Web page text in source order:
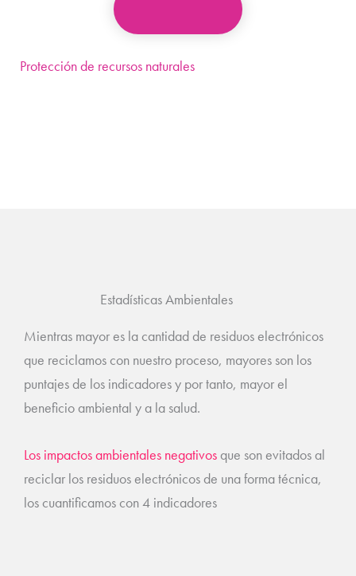
Protección de recursos naturales
Estadísticas Ambientales
Mientras mayor es la cantidad de residuos electrónicos
que reciclamos con nuestro proceso, mayores son los
puntajes de los indicadores y por tanto, mayor el
beneficio ambiental y a la salud.
Los impactos ambientales negativosque son evitados al
reciclar los residuos electrónicos de una forma técnica,
los cuantificamos con 4 indicadores